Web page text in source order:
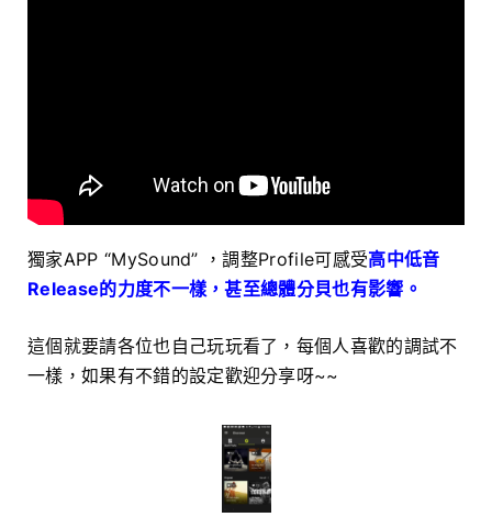
獨家APP “MySound” ，調整Profile可感受高中低音
Release的力度不一樣，甚至總體分貝也有影響。
這個就要請各位也自己玩玩看了，每個人喜歡的調試不
一樣，如果有不錯的設定歡迎分享呀~~